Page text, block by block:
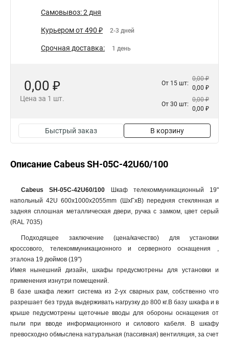
Самовывоз: 2 дня
Курьером от 490 ₽ 2-3 дней
Срочная доставка: 1 день
0,00 ₽
Цена за 1 шт.
От 15 шт:
0,00 ₽
0,00 ₽
От 30 шт:
0,00 ₽
0,00 ₽
Быстрый заказ В корзину
Описание Cabeus SH-05C-42U60/100
Cabeus SH-05C-42U60/100 Шкаф телекоммуникационный 19"
напольный 42U 600x1000x2055mm (ШхГхВ) передняя стеклянная и
задняя сплошная металлическая двери, ручка с замком, цвет серый
(RAL 7035)
Подходящее заключение (цена/качество) для установки
кроссового, телекоммуникационного и серверного оснащения ,
эталона 19 дюймов (19")
Имея нынешний дизайн, шкафы предусмотрены для установки и
применения изнутри помещений.
В базе шкафа лежит система из 2-ух сварных рам, собственно что
разрешает без труда выдерживать нагрузку до 800 кг.В базу шкафа и в
крыше педусмотрены щеточные вводы для обороны оснащения от
пыли при вводе информационного и силового кабеля. В шкафу
превосходно обмыслена натуральная (пассивная) вентиляция, за счет